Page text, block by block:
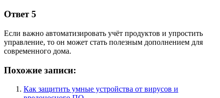
Ответ 5
Если важно автоматизировать учёт продуктов и упростить
управление, то он может стать полезным дополнением для
современного дома.
Похожие записи:
Как защитить умные устройства от вирусов и